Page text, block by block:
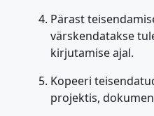
Pärast
värskendatakse
kirjutamise ajal.
Kopeeri
projektis,